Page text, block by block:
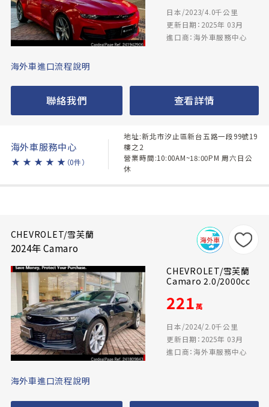
日本/2023/4.0千公里
更新日期：2025年 03月
進口商：海外車服務中心
海外車進口流程說明
聯絡我們 查看詳情
海外車服務中心
★ ★ ★ ★ ★ （0件）
地址:新北市汐止區新台五路一段99號19
樓之2
營業時間:10:00AM~18:00PM 周六日公
休
CHEVROLET/雪芙蘭
2024年 Camaro
CHEVROLET/雪芙蘭
Camaro 2.0/2000cc
221萬
日本/2024/2.0千公里
更新日期：2025年 03月
進口商：海外車服務中心
海外車進口流程說明